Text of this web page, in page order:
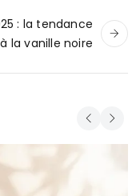
: la tendance
la vanille noire